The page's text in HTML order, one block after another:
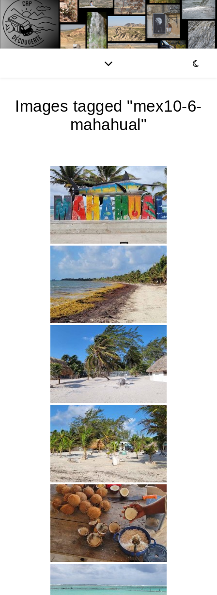
Images tagged "mex10-6-
mahahual"